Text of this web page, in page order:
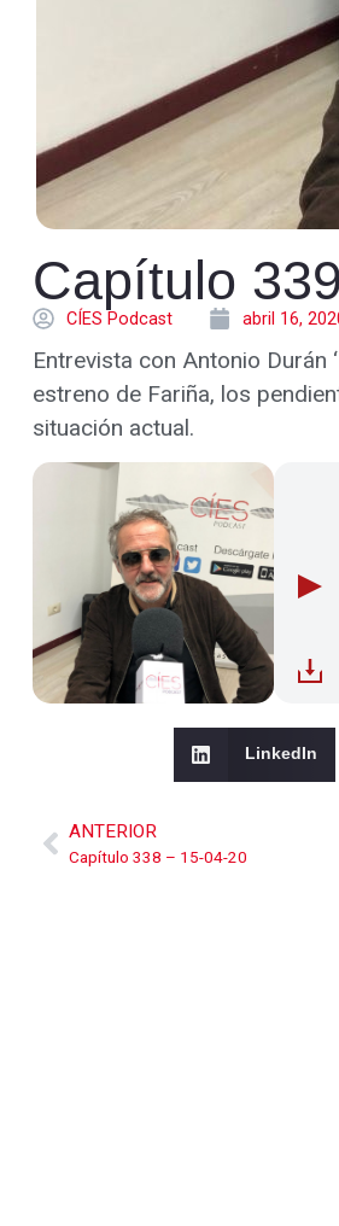
Capítulo
CÍES Podcast abril 16,
Entrevista con Antonio
estreno de Fariña, los
situación actual.
LinkedIn
ANTERIOR
Capítulo 338 – 15-04-20